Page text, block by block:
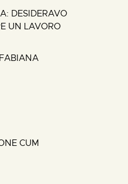
DESIDERAVO
UN LAVORO
CUM